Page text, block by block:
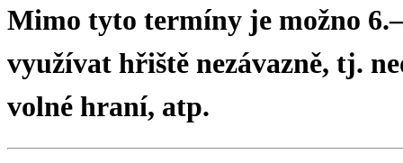
Mimo tyto termíny je možno 6.–
využívat hřiště nezávazně, tj.
volné hraní, atp.